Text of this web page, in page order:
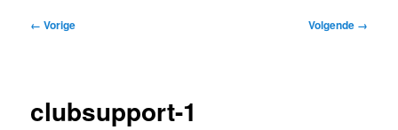
Afbeeldingsnavigatie
← Vorige Volgende →
clubsupport-1